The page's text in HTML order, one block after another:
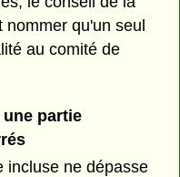
qu'un seul
au comité de
partie
incluse ne dépasse